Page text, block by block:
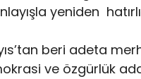
yeniden
beri adeta
ve özgürlük